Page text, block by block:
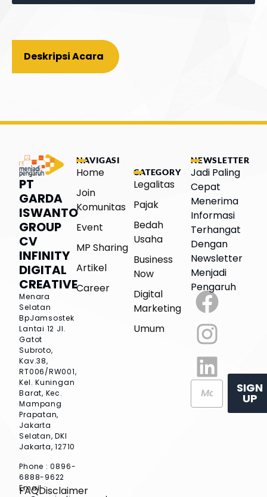
Deskripsi Acara
PT
GARDA
ISWANTO
GROUP
CV
INFINITY
DIGITAL
CREATIVE
Menara
Selatan
BpJamsostek
Lantai 12 Jl.
Gatot
Subroto,
Kav.38,
RT006/RW001,
Kel. Kuningan
Barat, Kec.
Mampang
Prapatan,
Jakarta
Selatan, DKI
Jakarta, 12710
Phone : 0896-
6888-9622
Email :
NAVIGASI
Home
Join
Komunitas
Event
MP Sharing
Artikel
Career
CATEGORY
Legalitas
Pajak
Bedah
Usaha
Business
Now
Digital
Marketing
Umum
NEWSLETTER
Jadi Paling
Cepat
Menerima
Informasi
Terhangat
Dengan
Newsletter
Menjadi
Pengaruh
SIGN
UP
FAQDisclaimer